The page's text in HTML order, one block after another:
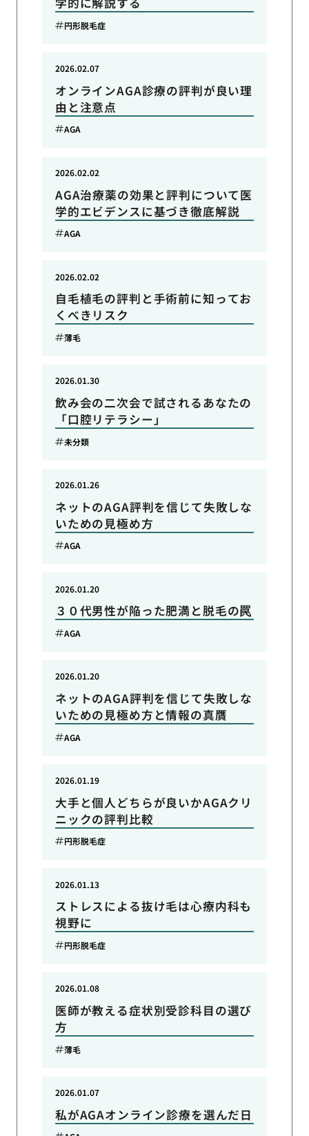
円形脱毛症
オンラインAGA診療の評判が良い理
由と注意点
2026.02.07
AGA
AGA治療薬の効果と評判について医
学的エビデンスに基づき徹底解説
2026.02.02
AGA
自毛植毛の評判と手術前に知ってお
くべきリスク
2026.02.02
薄毛
飲み会の二次会で試されるあなたの
「口腔リテラシー」
2026.01.30
未分類
ネットのAGA評判を信じて失敗しな
いための見極め方
2026.01.26
AGA
３０代男性が陥った肥満と脱毛の罠
2026.01.20
AGA
ネットのAGA評判を信じて失敗しな
いための見極め方と情報の真贋
2026.01.20
AGA
大手と個人どちらが良いかAGAクリ
ニックの評判比較
2026.01.19
円形脱毛症
ストレスによる抜け毛は心療内科も
視野に
2026.01.13
円形脱毛症
医師が教える症状別受診科目の選び
方
2026.01.08
薄毛
私がAGAオンライン診療を選んだ日
2026.01.07